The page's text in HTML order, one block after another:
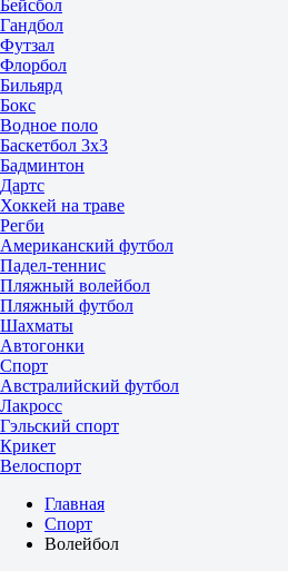
Бейсбол
Гандбол
Футзал
Флорбол
Бильярд
Бокс
Водное поло
Баскетбол 3x3
Бадминтон
Дартс
Хоккей на траве
Регби
Американский футбол
Падел-теннис
Пляжный волейбол
Пляжный футбол
Шахматы
Автогонки
Спорт
Австралийский футбол
Лакросс
Гэльский спорт
Крикет
Велоспорт
Главная
Спорт
Волейбол